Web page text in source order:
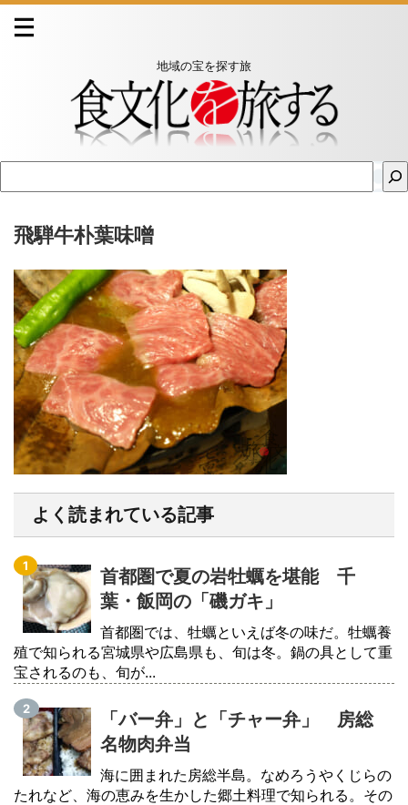
地域の宝を探す旅
飛騨牛朴葉味噌
よく読まれている記事
首都圏で夏の岩牡蠣を堪能 千
葉・飯岡の「磯ガキ」
首都圏では、牡蠣といえば冬の味だ。牡蠣養
殖で知られる宮城県や広島県も、旬は冬。鍋の具として重
宝されるのも、旬が...
「バー弁」と「チャー弁」 房総
名物肉弁当
海に囲まれた房総半島。なめろうやくじらの
たれなど、海の恵みを生かした郷土料理で知られる。その